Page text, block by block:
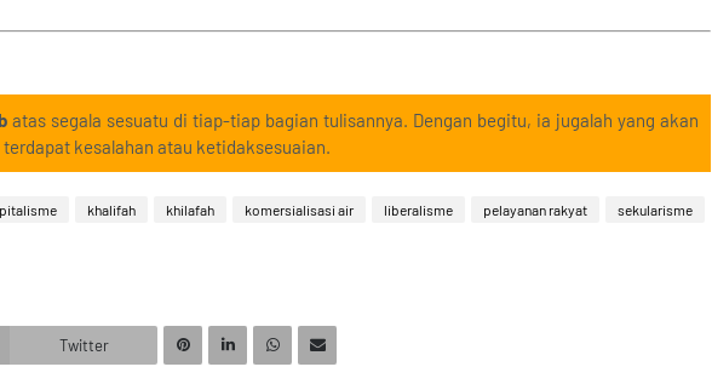
atas segala sesuatu di tiap-tiap bagian tulisannya. Dengan begitu, ia jugalah yang akan
kesalahan atau ketidaksesuaian.
khalifah khilafah komersialisasi air liberalisme pelayanan rakyat
sekularisme
Twitter